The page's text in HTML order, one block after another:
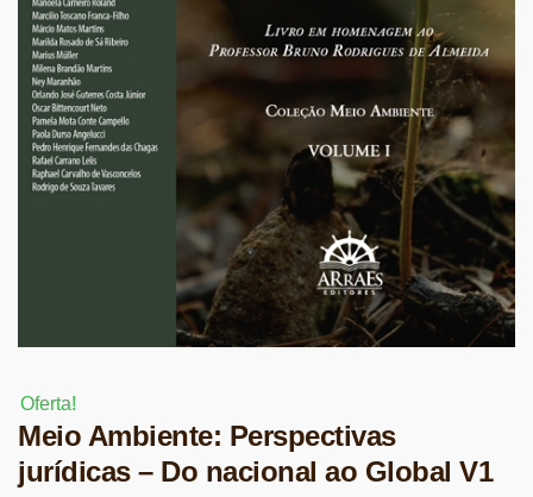
Oferta!
Meio Ambiente: Perspectivas
jurídicas – Do nacional ao Global V1